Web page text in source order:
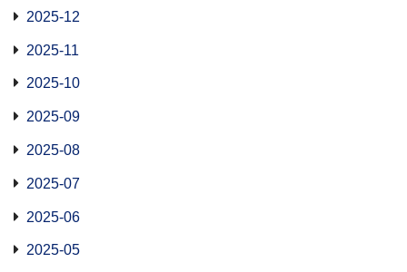
2025-12
2025-11
2025-10
2025-09
2025-08
2025-07
2025-06
2025-05